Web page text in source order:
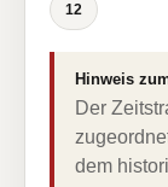
12
Hinweis
Der
dem